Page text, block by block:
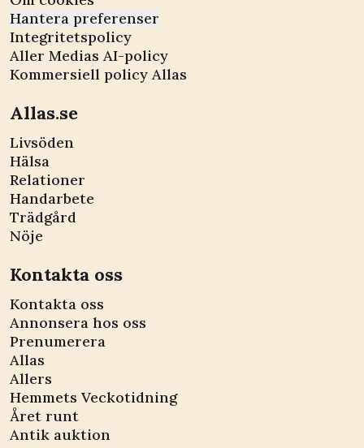
Hantera preferenser
Integritetspolicy
Aller Medias AI-policy
Kommersiell policy Allas
Allas.se
Livsöden
Hälsa
Relationer
Handarbete
Trädgård
Nöje
Kontakta oss
Kontakta oss
Annonsera hos oss
Prenumerera
Allas
Allers
Hemmets Veckotidning
Året runt
Antik auktion